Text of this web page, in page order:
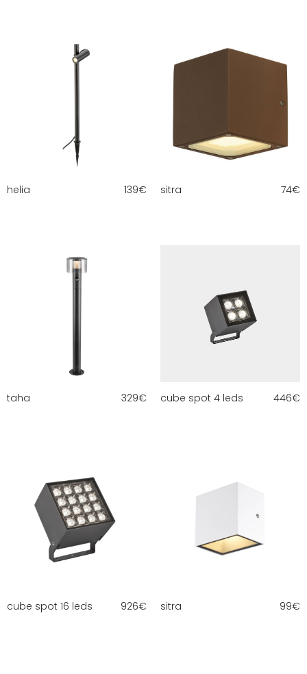
helia 139€ sitra 74€
taha 329€ cube spot 4 leds 446€
cube spot 16 leds 926€ sitra 99€